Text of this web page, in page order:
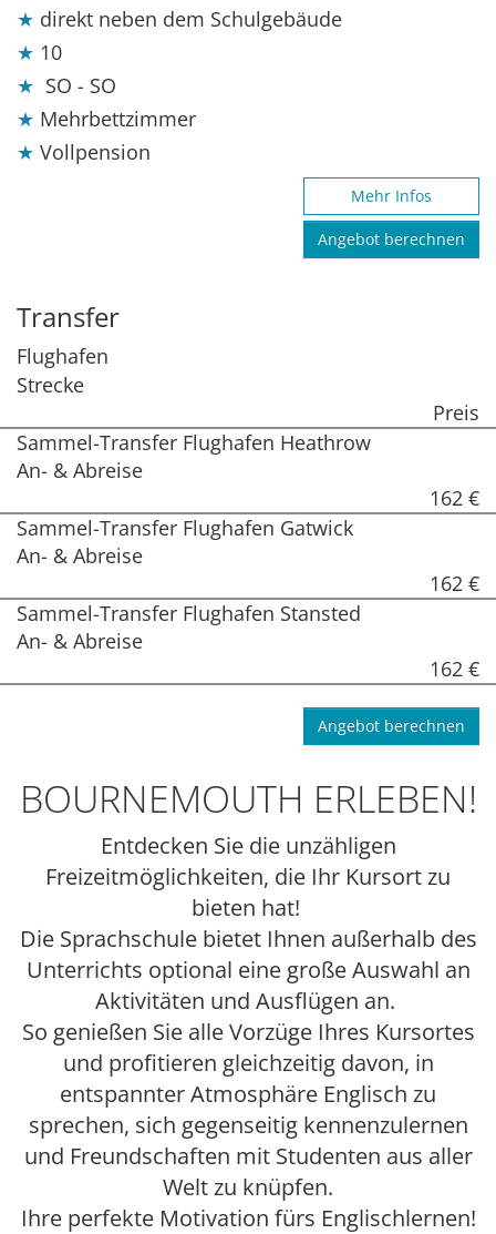
direkt neben dem Schulgebäude
10
SO - SO
Mehrbettzimmer
Vollpension
Mehr Infos
Angebot berechnen
Transfer
Flughafen
Strecke
Preis
Sammel-Transfer Flughafen Heathrow
An- & Abreise
162 €
Sammel-Transfer Flughafen Gatwick
An- & Abreise
162 €
Sammel-Transfer Flughafen Stansted
An- & Abreise
162 €
Angebot berechnen
BOURNEMOUTH ERLEBEN!
Entdecken Sie die unzähligen
Freizeitmöglichkeiten, die Ihr Kursort zu
bieten hat!
Die Sprachschule bietet Ihnen außerhalb des
Unterrichts optional eine große Auswahl an
Aktivitäten und Ausflügen an.
So genießen Sie alle Vorzüge Ihres Kursortes
und profitieren gleichzeitig davon, in
entspannter Atmosphäre Englisch zu
sprechen, sich gegenseitig kennenzulernen
und Freundschaften mit Studenten aus aller
Welt zu knüpfen.
Ihre perfekte Motivation fürs Englischlernen!